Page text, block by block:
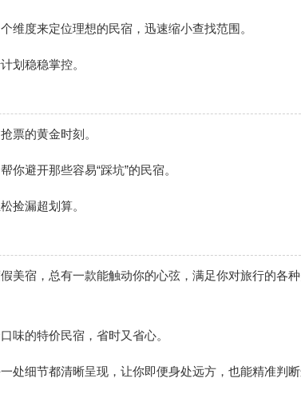
维度来定位理想的民宿，迅速缩小查找范围。
划稳稳掌控。
票的黄金时刻。
避开那些容易“踩坑”的民宿。
捡漏超划算。
美宿，总有一款能触动你的心弦，满足你对旅行的各
味的特价民宿，省时又省心。
处细节都清晰呈现，让你即便身处远方，也能精准判